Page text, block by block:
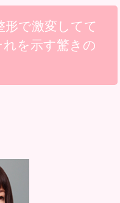
で激変してて
を示す驚きの